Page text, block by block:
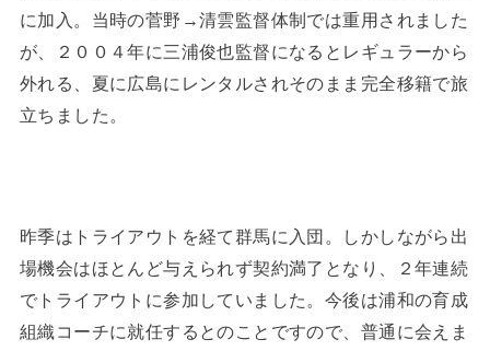
に加入。当時の菅野→清雲監督体制では重用されました
が、２００４年に三浦俊也監督になるとレギュラーから
外れる、夏に広島にレンタルされそのまま完全移籍で旅
立ちました。
昨季はトライアウトを経て群馬に入団。しかしながら出
場機会はほとんど与えられず契約満了となり、２年連続
でトライアウトに参加していました。今後は浦和の育成
組織コーチに就任するとのことですので、普通に会えま